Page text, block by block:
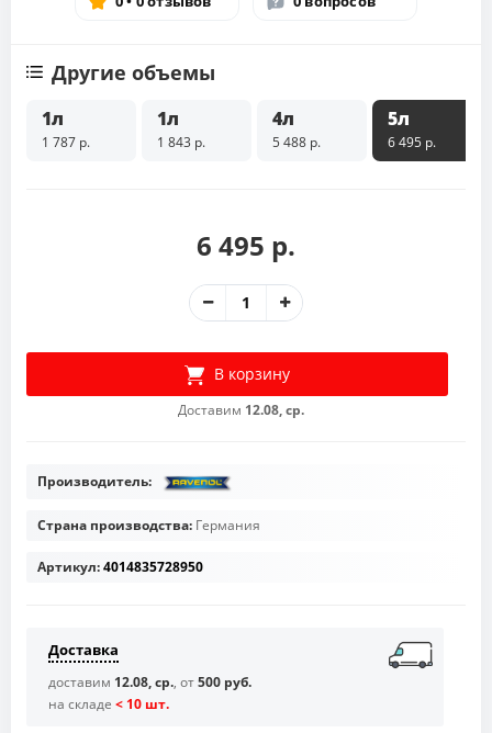
Другие объемы
1л
1 787 р.
1л
1 843 р.
4л
5 488 р.
5л
6 495 р.
6 495 р.
В корзину
Доставим 12.08, ср.
Производитель:
Страна производства: Германия
Артикул:4014835728950
Доставка
доставим 12.08, ср., от500 руб.
на складе < 10 шт.